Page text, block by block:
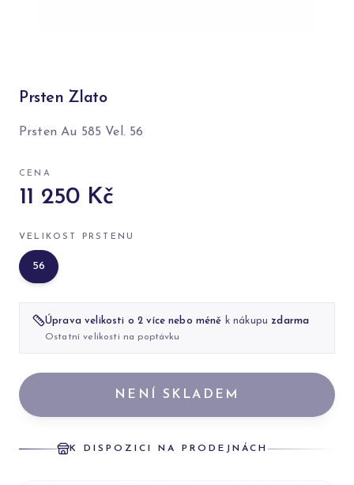
Prsten Zlato
Prsten Au 585 Vel. 56
CENA
11 250 Kč
VELIKOST PRSTENU
56
Úprava velikosti o 2 více nebo méně k nákupu zdarma
Ostatní velikosti na poptávku
NENÍ SKLADEM
K DISPOZICI NA PRODEJNÁCH